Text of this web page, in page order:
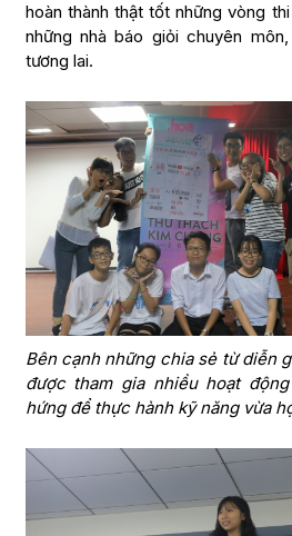
hoàn thành thật tốt những vòng
những nhà báo giỏi chuyên
tương lai.
Bên cạnh những chia sẻ từ diễn
được tham gia nhiều hoạt
hứng để thực hành kỹ năng vừa